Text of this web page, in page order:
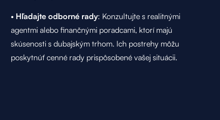
• Hľadajte odborné rady: Konzultujte s realitnými
agentmi alebo finančnými poradcami, ktorí majú
skúsenosti s dubajským trhom. Ich postrehy môžu
poskytnúť cenné rady prispôsobené vašej situácii.